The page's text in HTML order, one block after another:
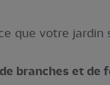
que votre jardin
branches et de